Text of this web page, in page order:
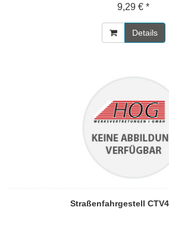
9,29 € *
Details
Straßenfahrgestell